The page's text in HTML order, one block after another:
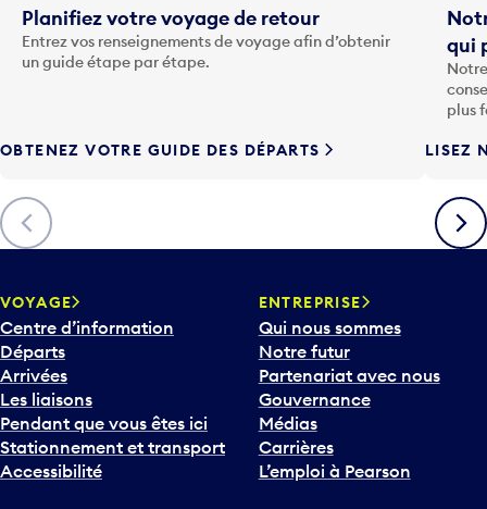
t
o
u
F
è
c
h
v
e
r
s
l
e
b
a
Précédent
Planifiez votre voyage de retour
Entrez vos renseignements de voyage afin d’obtenir
un guide étape par étape.
OBTENEZ VOTRE GUIDE DES DÉPARTS
qui
plus
LISEZ
VOYAGE
Centre d’information
Départs
Arrivées
Les liaisons
Pendant que vous êtes ici
Stationnement et transport
Accessibilité
ENTREPRISE
Qui nous sommes
Notre futur
Partenariat avec nous
Gouvernance
Médias
Carrières
L’emploi à Pearson